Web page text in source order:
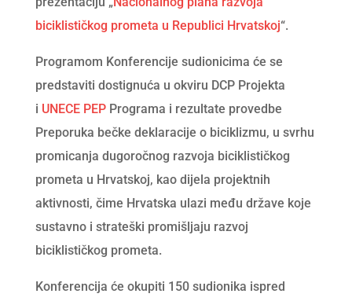
biciklističkog prometa u Republici Hrvatskoj“.
Programom Konferencije sudionicima će se
predstaviti dostignuća u okviru DCP Projekta
i UNECE PEPPrograma i rezultate provedbe
Preporuka bečke deklaracije o biciklizmu, u svrhu
promicanja dugoročnog razvoja biciklističkog
prometa u Hrvatskoj, kao dijela projektnih
aktivnosti, čime Hrvatska ulazi među države koje
sustavno i strateški promišljaju razvoj
biciklističkog prometa.
Konferencija će okupiti 150 sudionika ispred